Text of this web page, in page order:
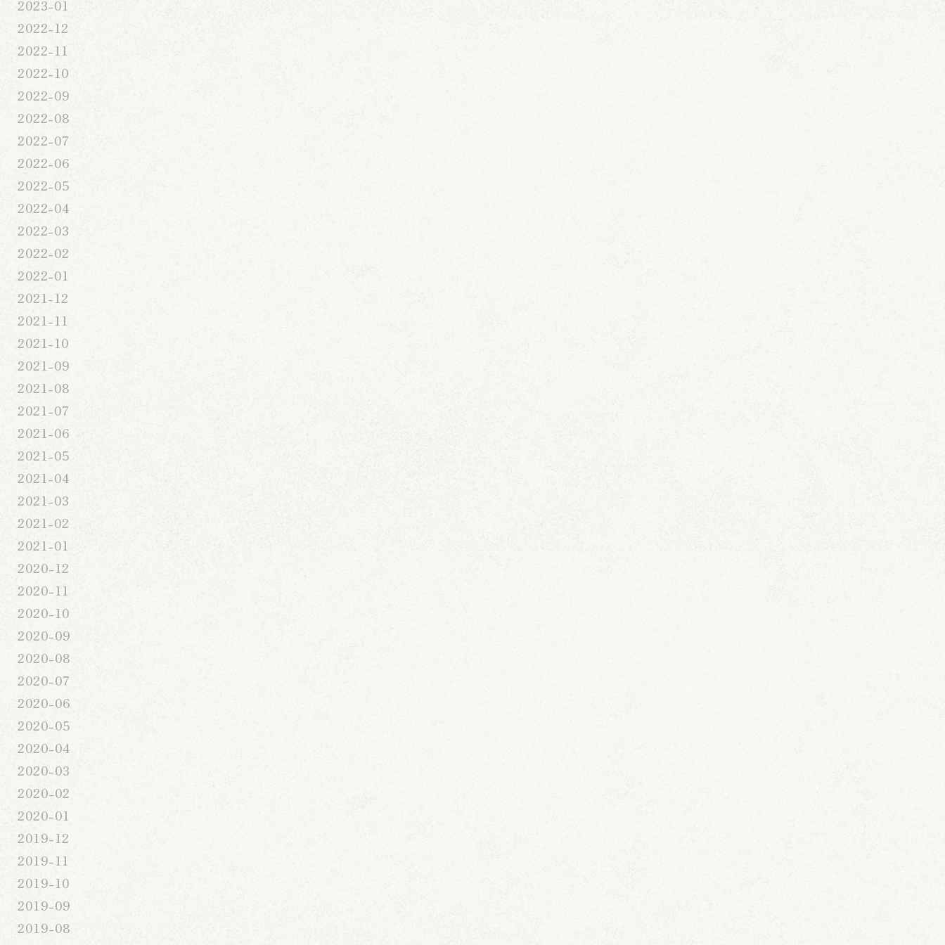
2023-01
2022-12
2022-11
2022-10
2022-09
2022-08
2022-07
2022-06
2022-05
2022-04
2022-03
2022-02
2022-01
2021-12
2021-11
2021-10
2021-09
2021-08
2021-07
2021-06
2021-05
2021-04
2021-03
2021-02
2021-01
2020-12
2020-11
2020-10
2020-09
2020-08
2020-07
2020-06
2020-05
2020-04
2020-03
2020-02
2020-01
2019-12
2019-11
2019-10
2019-09
2019-08